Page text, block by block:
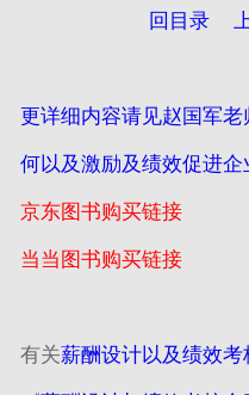
回目录
更详细内容请见赵国军老
何以及激励及绩效促进企
京东图书购买链接
当当图书购买链接
有关薪酬设计以及绩效